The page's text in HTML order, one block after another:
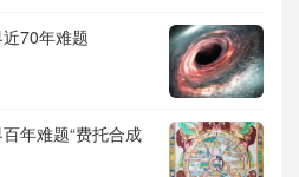
70年难题
年难题“费托合成